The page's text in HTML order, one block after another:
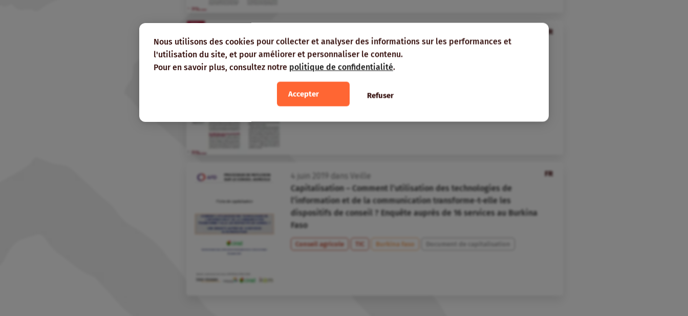
Nous utilisons des cookies pour collecter et analyser des informations sur les performances et
l'utilisation du site, et pour améliorer et personnaliser le contenu.
Pour en savoir plus, consultez notre politique de confidentialité.
Accepter Refuser
FR
Une transformation des services de conseil agricole grâce au
numérique ?
FR
4 dans
Veille
Capitalisation – Comment l’utilisation des technologies de
l’information et de la communication transforme-t-elle les
dispositifs de conseil ? Enquête auprès de 16 services au Burkina
Faso
Conseil agricole TIC Burkina Faso